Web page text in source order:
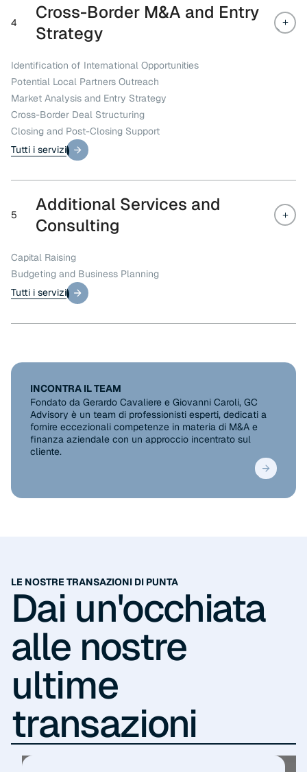
4
Cross-Border M&A and Entry
Strategy
Identification of International Opportunities
Potential Local Partners Outreach
Market Analysis and Entry Strategy
Cross-Border Deal Structuring
Closing and Post-Closing Support
Tutti i servizi
Tutti i servizi
5
Additional Services and
Consulting
Capital Raising
Budgeting and Business Planning
Tutti i servizi
Tutti i servizi
INCONTRA IL TEAM
Fondato da Gerardo Cavaliere e Giovanni Caroli, GC
Advisory è un team di professionisti esperti, dedicati a
fornire eccezionali competenze in materia di M&A e
finanza aziendale con un approccio incentrato sul
cliente.
LE NOSTRE TRANSAZIONI DI PUNTA
Dai un'occhiata
alle nostre
ultime
transazioni